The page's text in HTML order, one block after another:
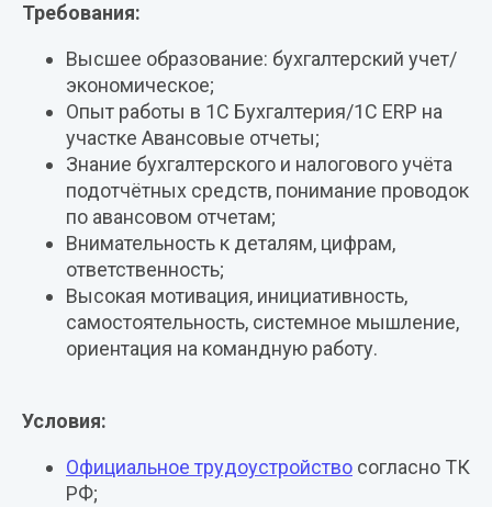
Требования:
Высшее образование: бухгалтерский учет/
экономическое;
Опыт работы в 1C Бухгалтерия/1C ERP на
участке Авансовые отчеты;
Знание бухгалтерского и налогового учёта
подотчётных средств, понимание проводок
по авансовом отчетам;
Внимательность к деталям, цифрам,
ответственность;
Высокая мотивация, инициативность,
самостоятельность, системное мышление,
ориентация на командную работу.
Условия:
Официальное трудоустройство согласно ТК
РФ;